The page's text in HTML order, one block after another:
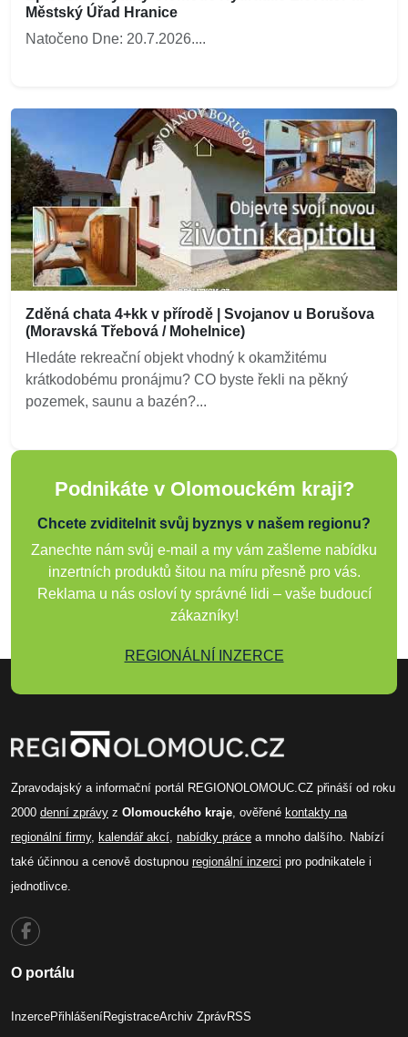
Městský Úřad Hranice
Natočeno Dne: 20.7.2026....
Zděná chata 4+kk v přírodě | Svojanov u Borušova
(Moravská Třebová / Mohelnice)
Hledáte rekreační objekt vhodný k okamžitému
krátkodobému pronájmu? CO byste řekli na pěkný
pozemek, saunu a bazén?...
Podnikáte v Olomouckém kraji?
Chcete zviditelnit svůj byznys v našem regionu?
Zanechte nám svůj e-mail a my vám zašleme nabídku
inzertních produktů šitou na míru přesně pro vás.
Reklama u nás osloví ty správné lidi – vaše budoucí
zákazníky!
REGIONÁLNÍ INZERCE
Zpravodajský a informační portál REGIONOLOMOUC.CZ přináší od roku
2000 denní zprávy z Olomouckého kraje , ověřené kontakty na
regionální firmy, kalendář akcí nabídky práce a mnoho dalšího. Nabízí
také účinnou a cenově dostupnou regionální inzerci pro podnikatele i
jednotlivce.
O portálu
InzercePřihlášeníRegistraceArchiv ZprávRSS